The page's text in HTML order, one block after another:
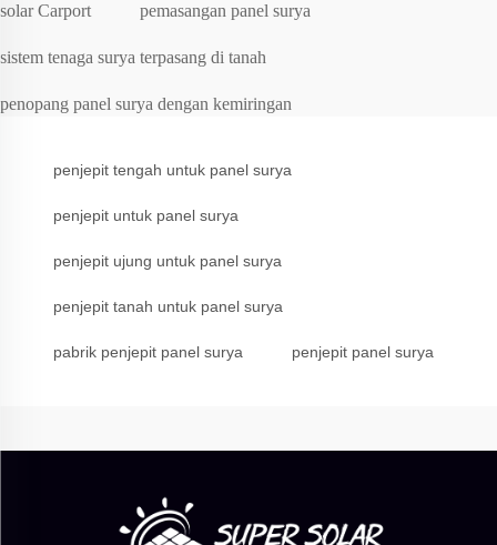
solar Carport pemasangan panel surya
sistem tenaga surya terpasang di tanah
penopang panel surya dengan kemiringan
penjepit tengah untuk panel surya
penjepit untuk panel surya
penjepit ujung untuk panel surya
penjepit tanah untuk panel surya
pabrik penjepit panel surya penjepit panel surya